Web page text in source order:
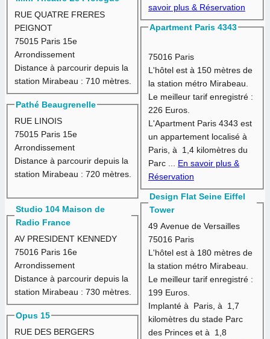
RUE QUATRE FRERES
PEIGNOT
75015 Paris 15e
Arrondissement
Distance à parcourir depuis la
station Mirabeau : 710 mètres.
Pathé Beaugrenelle
RUE LINOIS
75015 Paris 15e
Arrondissement
Distance à parcourir depuis la
station Mirabeau : 720 mètres.
Studio 104 Maison de
Radio France
AV PRESIDENT KENNEDY
75016 Paris 16e
Arrondissement
Distance à parcourir depuis la
station Mirabeau : 730 mètres.
Opus 15
RUE DES BERGERS
savoir plus & Réservation
Apartment Paris 4343
75016 Paris
L'hôtel est à 150 mètresde
la station métro Mirabeau.
Le meilleur tarif enregistré :
226 Euros.
L'Apartment Paris 4343 est
un appartement localisé à
Paris, à 1,4 kilomètres du
Parc ... En savoir plus &
Réservation
Design Flat Seine Eiffel
Tower
49 Avenue de Versailles
75016 Paris
L'hôtel est à 180 mètresde
la station métro Mirabeau.
Le meilleur tarif enregistré :
199 Euros.
Implanté à Paris, à 1,7
kilomètres du stade Parc
des Princes et à 1,8